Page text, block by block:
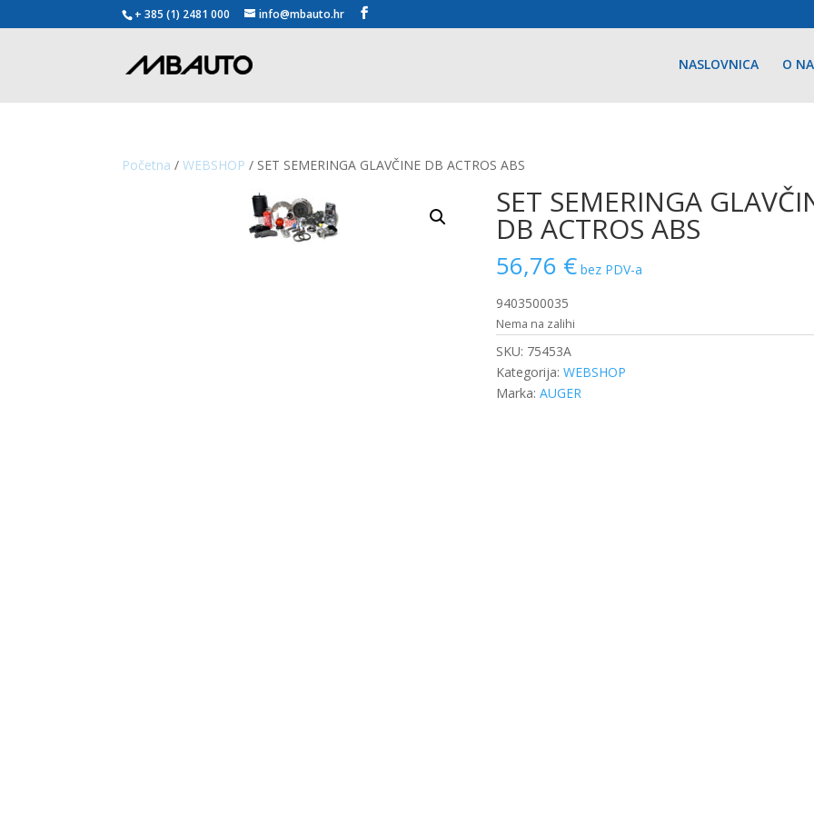
+ 385 (1) 2481 000 info@mbauto.hr
NASLOVNICA O
Početna /WEBSHOP / SET SEMERINGA GLAVČINE DB ACTROS ABS
SET SEMERINGA
DB ACTROS ABS
56,76 € bez PDV-a
9403500035
Nema na zalihi
SKU: 75453A
Kategorija:WEBSHOP
Marka:AUGER